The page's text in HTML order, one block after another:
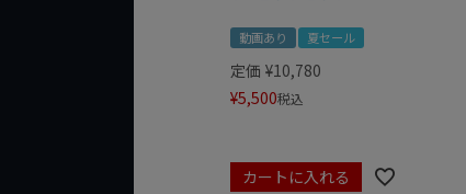
動画あり 夏セール
定価 ¥10,780
¥5,500税込
カートに入れる